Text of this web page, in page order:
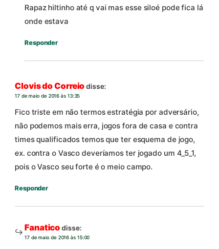
Rapaz hiltinho até q vai mas esse siloé pode fica lá
onde estava
Responder
Clovis do Correio disse:
17 de maio de 2016 às 13:35
Fico triste em não termos estratégia por adversário,
não podemos mais erra, jogos fora de casa e contra
times qualificados temos que ter esquema de jogo,
ex. contra o Vasco deveríamos ter jogado um 4_5_1,
pois o Vasco seu forte é o meio campo.
Responder
Fanatico disse:
17 de maio de 2016 às 15:00